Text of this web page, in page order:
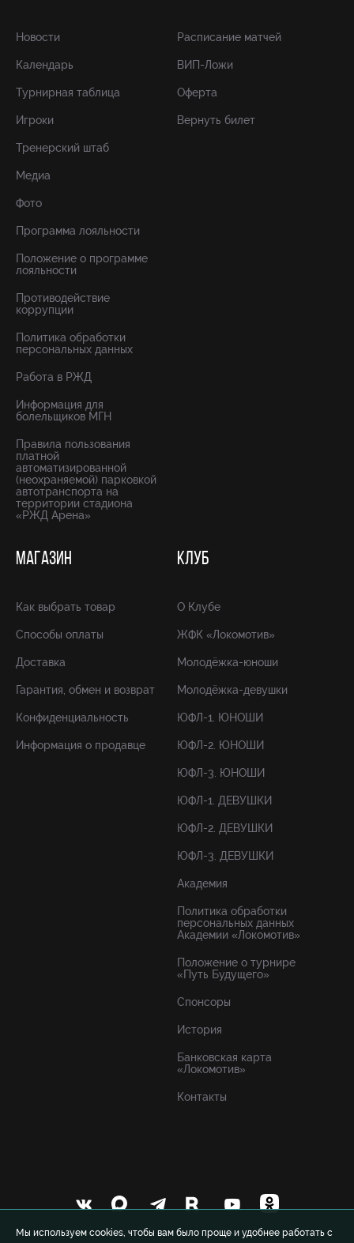
Мы используем cookies, чтобы вам было проще и удобнее работать с
Новости
Календарь
Турнирная таблица
Игроки
Тренерский штаб
Медиа
Фото
Программа лояльности
Положение о программе
лояльности
Противодействие
коррупции
Политика обработки
персональных данных
Работа в РЖД
Информация для
болельщиков МГН
Правила пользования
платной
автоматизированной
(неохраняемой) парковкой
автотранспорта на
территории стадиона
«РЖД Арена»
Расписание матчей
ВИП-Ложи
Оферта
Вернуть билет
МАГАЗИН
Как выбрать товар
Способы оплаты
Доставка
Гарантия, обмен и возврат
Конфиденциальность
Информация о продавце
КЛУБ
О Клубе
ЖФК «Локомотив»
Молодёжка-юноши
Молодёжка-девушки
ЮФЛ-1. ЮНОШИ
ЮФЛ-2. ЮНОШИ
ЮФЛ-3. ЮНОШИ
ЮФЛ-1. ДЕВУШКИ
ЮФЛ-2. ДЕВУШКИ
ЮФЛ-3. ДЕВУШКИ
Академия
Политика обработки
персональных данных
Академии «Локомотив»
Положение о турнире
«Путь Будущего»
Спонсоры
История
Банковская карта
«Локомотив»
Контакты